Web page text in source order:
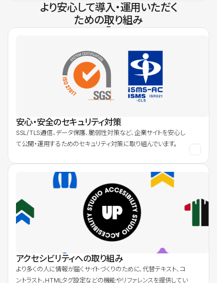
より安心して導入・運用いただく
ための取り組み
安心・安全のセキュリティ対策
SSL/TLS通信、データ保護、脆弱性対策など、企業サイトを安心し
て公開・運用するためのセキュリティ対策に取り組んでいます。
アクセシビリティへの取り組み
より多くの人に情報が届くサイトづくりのために、代替テキスト、コ
ントラスト、HTMLタグ設定などの機能やリファレンスを提供してい